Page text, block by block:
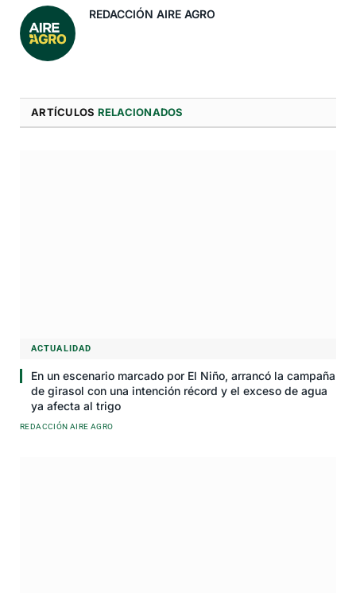
REDACCIÓN AIRE AGRO
ARTÍCULOS RELACIONADOS
ACTUALIDAD
En un escenario marcado por El Niño, arrancó la campaña
de girasol con una intención récord y el exceso de agua
ya afecta al trigo
REDACCIÓN AIRE AGRO